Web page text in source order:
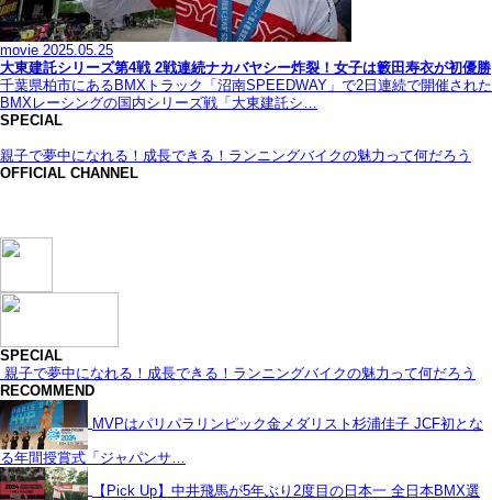
movie 2025.05.25
大東建託シリーズ第4戦 2戦連続ナカバヤシー炸裂！女子は籔田寿衣が初優勝
千葉県柏市にあるBMXトラック「沼南SPEEDWAY」で2日連続で開催された
BMXレーシングの国内シリーズ戦「大東建託シ…
SPECIAL
親子で夢中になれる！成長できる！ランニングバイクの魅力って何だろう
OFFICIAL CHANNEL
SPECIAL
親子で夢中になれる！成長できる！ランニングバイクの魅力って何だろう
RECOMMEND
MVPはパリパラリンピック金メダリスト杉浦佳子 JCF初とな
る年間授賞式「ジャパンサ…
【Pick Up】中井飛馬が5年ぶり2度目の日本一 全日本BMX選